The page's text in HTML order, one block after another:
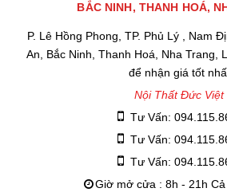
BẮC NINH, THANH HOÁ,
P. Lê Hồng Phong, TP. Phủ Lý , Nam
An, Bắc Ninh, Thanh Hoá, Nha Trang,
để nhận giá tốt
Nội Thất Đức Việt
Tư Vấn:
Tư Vấn:
Tư Vấn:
Giờ mở cửa : 8h - 21h Cả